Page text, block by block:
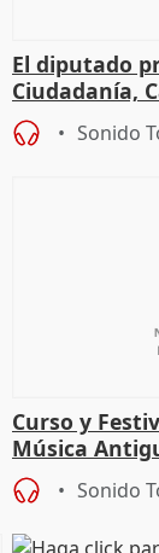
El diputado
Ciudadanía,
sobre el
Sonido
Curso y
Música
Sonido